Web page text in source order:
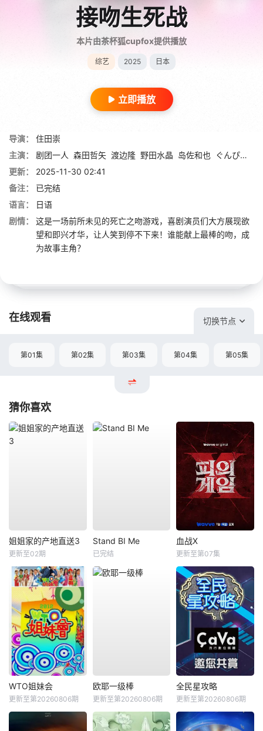
接吻生死战
本片由茶杯狐cupfox提供播放
综艺 2025 日本
立即播放
导演：
住田崇
主演：
剧团一人 森田哲矢 渡边隆 野田水晶 岛佐和也 ぐんぴぃ
更新：
2025-11-30 02:41
备注：
已完结
语言：
日语
剧情：
这是一场前所未见的死亡之吻游戏，喜剧演员们大方展现欲
望和即兴才华，让人笑到停不下来！谁能献上最棒的吻，成
为故事主角？
在线观看 切换节点
第01集 第02集 第03集 第04集 第05集
猜你喜欢
姐姐家的产地直送3
更新至02期
Stand BI Me
已完结
血战X
更新至第07集
WTO姐妹会
更新至第20260806期
欧耶一级棒
更新至第20260806期
全民星攻略
更新至第20260806期